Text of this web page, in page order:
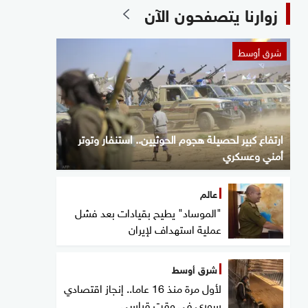
زوارنا يتصفحون الآن
شرق أوسط
ارتفاع كبير لحصيلة هجوم الحوثيين.. استنفار وتوتر
أمني وعسكري
عالم
"الموساد" يطيح بقيادات بعد فشل
عملية استهداف لإيران
شرق أوسط
لأول مرة منذ 16 عاما.. إنجاز اقتصادي
سوري في وقت قياسي